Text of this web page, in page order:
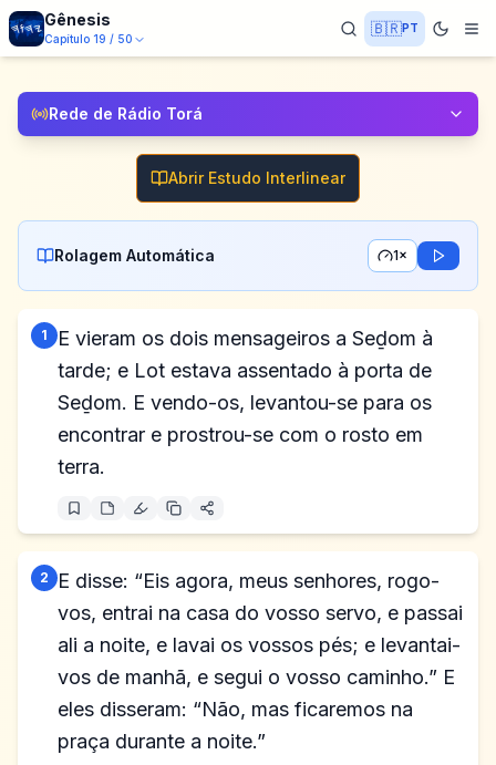
Gênesis
Capítulo 19 / 50
🇧🇷PT
Rede de Rádio Torá
Abrir Estudo Interlinear
Rolagem Automática 1×
1
E vieram os dois mensageiros a Seḏom à
tarde; e Lot estava assentado à porta de
Seḏom. E vendo-os, levantou-se para os
encontrar e prostrou-se com o rosto em
terra.
2
E disse: “Eis agora, meus senhores, rogo-
vos, entrai na casa do vosso servo, e passai
ali a noite, e lavai os vossos pés; e levantai-
vos de manhã, e segui o vosso caminho.” E
eles disseram: “Não, mas ficaremos na
praça durante a noite.”